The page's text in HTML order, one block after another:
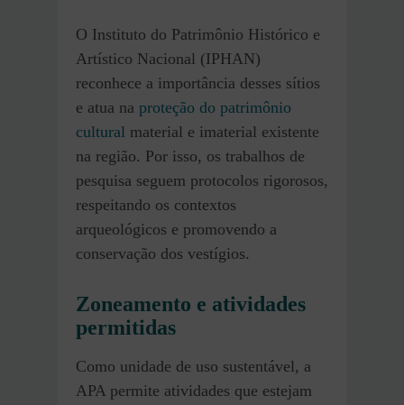
O Instituto do Patrimônio Histórico e
Artístico Nacional (IPHAN)
reconhece a importância desses sítios
e atua na proteção do patrimônio
cultural material e imaterial existente
na região. Por isso, os trabalhos de
pesquisa seguem protocolos rigorosos,
respeitando os contextos
arqueológicos e promovendo a
conservação dos vestígios.
Zoneamento e atividades
permitidas
Como unidade de uso sustentável, a
APA permite atividades que estejam